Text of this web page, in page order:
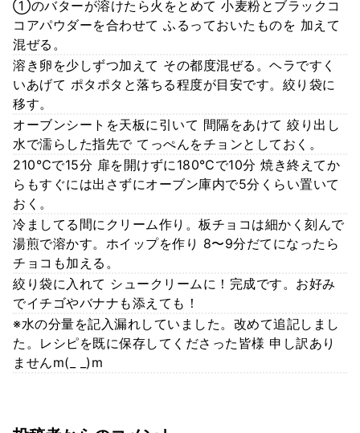
①のバターが溶けたら火をとめて 小麦粉とブラックコ
コアパウダーを合わせて ふるっておいたものを 加えて
混ぜる。
溶き卵を少しずつ加えて その都度混ぜる。ヘラですく
いあげて ポタポタと落ちる程度が目安です。絞り袋に
移す。
オーブンシートを天板に引いて 間隔をあけて 絞り出し
水で濡らした指先で てっぺんをチョンとしておく。
210℃で15分 扉を開けずに180℃で10分 焼き終えてか
らもすぐには出さずにオーブン庫内で5分くらい置いて
おく。
冷ましてる間にクリーム作り。板チョコは細かく刻んで
湯煎で溶かす。ホイップを作り 8〜9分だてになったら
チョコも加える。
絞り袋に入れて シュークリームに！完成です。お好み
でイチゴやバナナも添えても！
※水の分量を記入漏れしていました。改めて追記しまし
た。レシピを既に保存してくださった皆様 申し訳あり
ませんm(_ _)m